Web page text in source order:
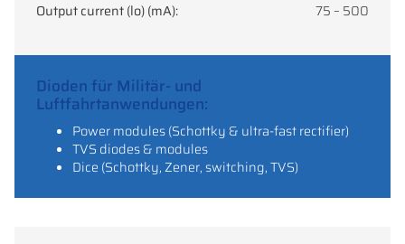
Output current (lo) (mA): 75 – 500
Dioden für Militär- und
Luftfahrtanwendungen:
Power modules (Schottky & ultra-fast rectifier)
TVS diodes & modules
Dice (Schottky, Zener, switching, TVS)